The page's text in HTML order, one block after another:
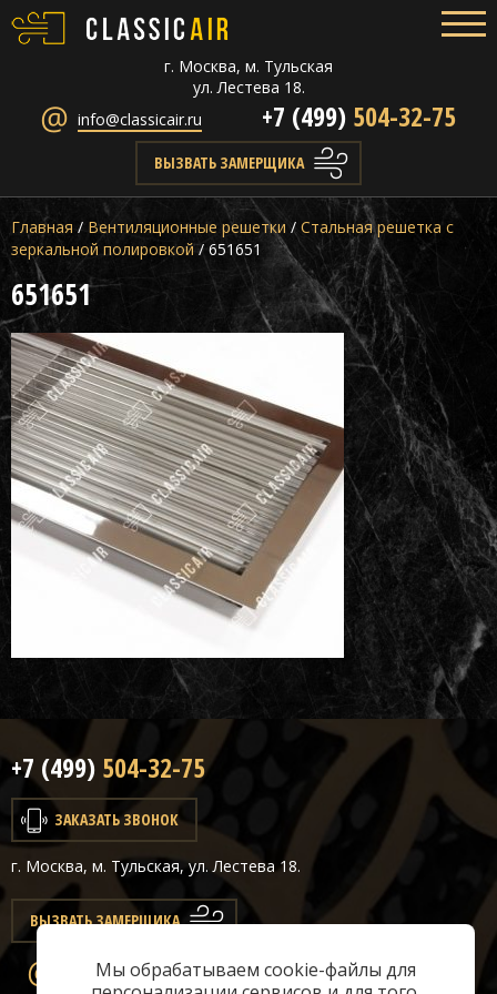
Мы обрабатываем cookie-файлы для
г. Москва, м. Тульская
ул. Лестева 18.
info@classicair.ru
+7 (499) 504-32-75
ВЫЗВАТЬ ЗАМЕРЩИКА
Главная / Вентиляционные решетки/ Стальная решетка с
зеркальной полировкой/ 651651
651651
+7 (499) 504-32-75
ЗАКАЗАТЬ ЗВОНОК
г. Москва, м. Тульская, ул. Лестева 18.
ВЫЗВАТЬ ЗАМЕРЩИКА
info@classicair.ru